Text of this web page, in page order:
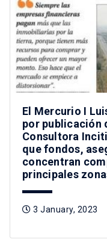
El Mercurio I
por publicación
Consultora
que fondos,
concentran
principales
3 January, 2023